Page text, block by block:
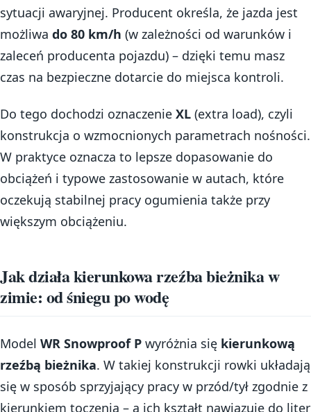
sytuacji awaryjnej. Producent określa, że jazda jest
możliwa do 80 km/h (w zależności od warunków i
zaleceń producenta pojazdu) – dzięki temu masz
czas na bezpieczne dotarcie do miejsca kontroli.
Do tego dochodzi oznaczenie XL (extra load), czyli
konstrukcja o wzmocnionych parametrach nośności.
W praktyce oznacza to lepsze dopasowanie do
obciążeń i typowe zastosowanie w autach, które
oczekują stabilnej pracy ogumienia także przy
większym obciążeniu.
Jak działa kierunkowa rzeźba bieżnika w
zimie: od śniegu po wodę
Model WR Snowproof P wyróżnia się kierunkową
rzeźbą bieżnika. W takiej konstrukcji rowki układają
się w sposób sprzyjający pracy w przód/tył zgodnie z
kierunkiem toczenia – a ich kształt nawiązuje do liter